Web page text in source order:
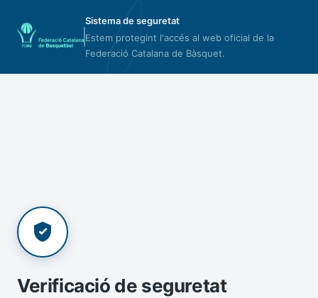
Sistema de seguretat
Estem protegint l'accés al web oficial de la
Federació Catalana de Bàsquet.
Verificació de seguretat